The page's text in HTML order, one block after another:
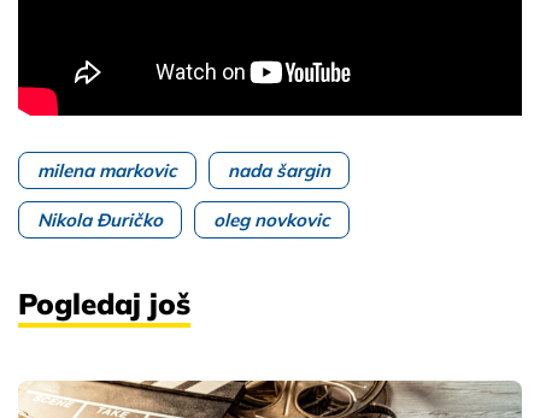
milena markovic nada šargin
Nikola Đuričko oleg novkovic
Pogledaj još